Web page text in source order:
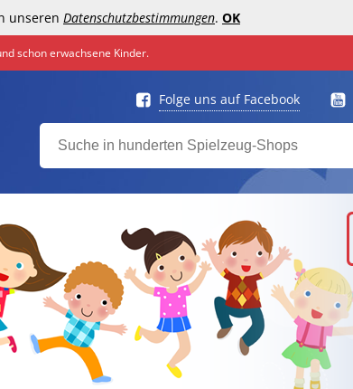
unseren Datenschutzbestimmungen. OK
schon erwachsene Kinder.
Folge uns auf Facebook